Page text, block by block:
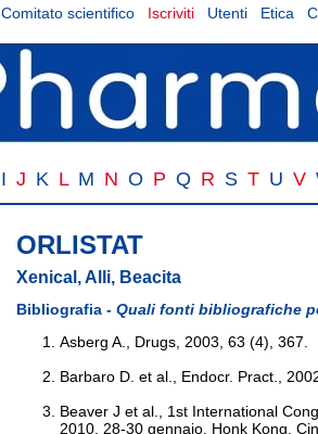
Comitato scientifico Iscriviti Utenti Etica
I J K L M N O P Q R S T U V
ORLISTAT
Xenical, Alli, Beacita
Bibliografia - Quali fonti bibliografiche
Asberg A., Drugs, 2003, 63 (4), 367.
Barbaro D. et al., Endocr. Pract.,
Beaver J et al., 1st International
2010, 28-30 gennaio, Honk Kong,